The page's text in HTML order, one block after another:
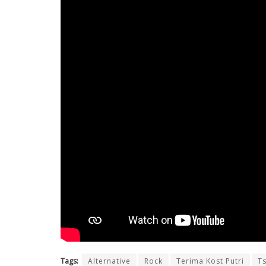
Tags: Alternative Rock Terima Kost Putri